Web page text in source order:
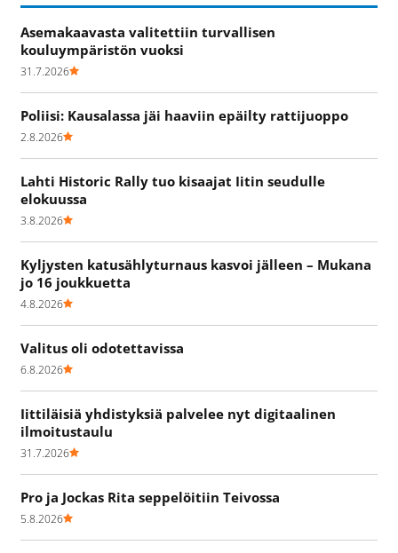
Asemakaavasta valitettiin turvallisen
kouluympäristön vuoksi
31.7.2026
Poliisi: Kausalassa jäi haaviin epäilty rattijuoppo
2.8.2026
Lahti Historic Rally tuo kisaajat Iitin seudulle
elokuussa
3.8.2026
Kyljysten katusählyturnaus kasvoi jälleen – Mukana
jo 16 joukkuetta
4.8.2026
Valitus oli odotettavissa
6.8.2026
Iittiläisiä yhdistyksiä palvelee nyt digitaalinen
ilmoitustaulu
31.7.2026
Pro ja Jockas Rita seppelöitiin Teivossa
5.8.2026